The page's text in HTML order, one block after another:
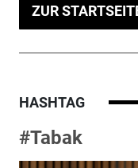
ZUR
HASHTAG
#Tabak